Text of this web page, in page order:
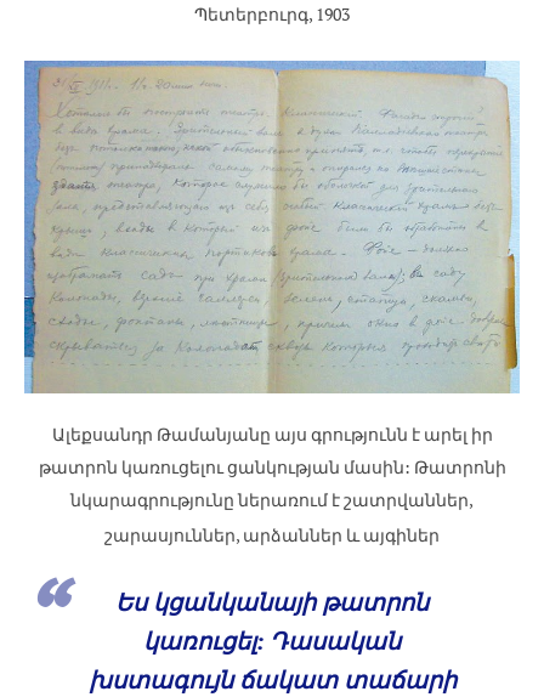
Պետերբուրգ, 1903
Ալեքսանդր Թամանյանը այս գրությունն է արել իր
թատրոն կառուցելու ցանկության մասին: Թատրոնի
նկարագրությունը ներառում է շատրվաններ,
շարասյուններ, արձաններ և այգիներ
Ես կցանկանայի թատրոն
կառուցել: Դասական
խստագույն ճակատ տաճարի